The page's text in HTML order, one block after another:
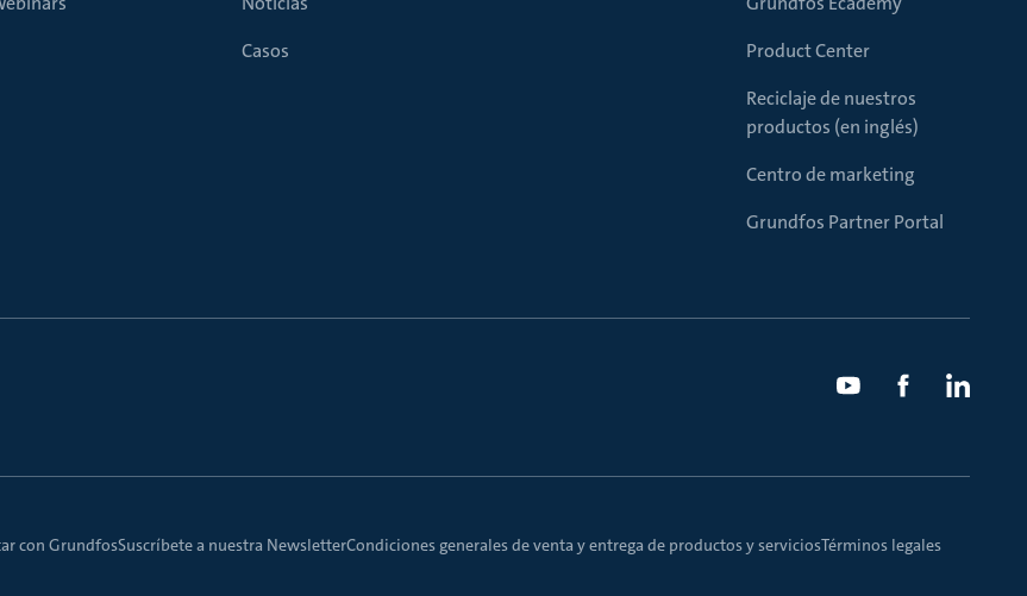
Casos
Product Center
Reciclaje de nuestros
productos (en inglés)
Centro de marketing
Grundfos Partner Portal
con GrundfosSuscríbete a nuestra NewsletterCondiciones generales de venta y entrega de productos y serviciosTérminos legales